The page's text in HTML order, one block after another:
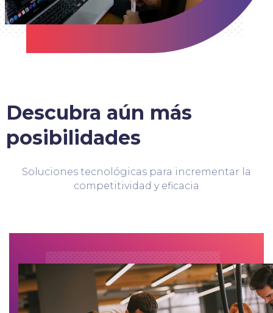
Descubra aún más
posibilidades
Soluciones tecnológicas para incrementar la
competitividad y eficacia